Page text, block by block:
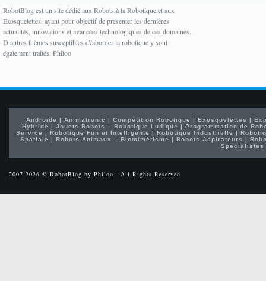
RobotBlog est un site dédié aux Robots,à la Robotique et aux
Exosquelettes, ayant pour objectif de présenter les dernières
actualités, innovations et avancées technologiques de ces domaines.
D autres thèmes susceptibles d\'aborder la robotique y sont
également traités. Philoo
Androïde | Animatronic | Compétition Robotique | Exosquelettes |
Hybride |Jouets Robots – Robotique Ludique |Programmation de
Service | Robotique Fun et Intelligente | Robotique Industrielle |
Spatiale | Robots Animaux – Biomimétisme | Robots Aspirateurs |
Spécialistes
2007-2026 © RobotBlog by Philoo - All Rights Reserved